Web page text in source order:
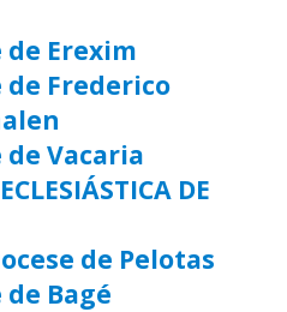
de Erexim
de Frederico
de Vacaria
DE
de Pelotas
de Bagé